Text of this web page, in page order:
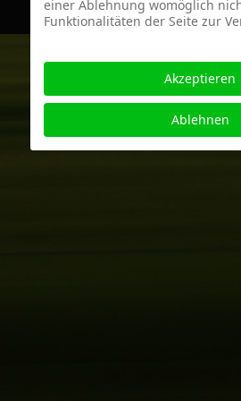
einer Ablehnung womöglich
Funktionalitäten der Seite zur
Akzeptieren
Ablehnen